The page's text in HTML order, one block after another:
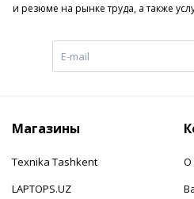
и резюме на рынке труда, а также
Магазины
Texnika Tashkent
LAPTOPS.UZ
О